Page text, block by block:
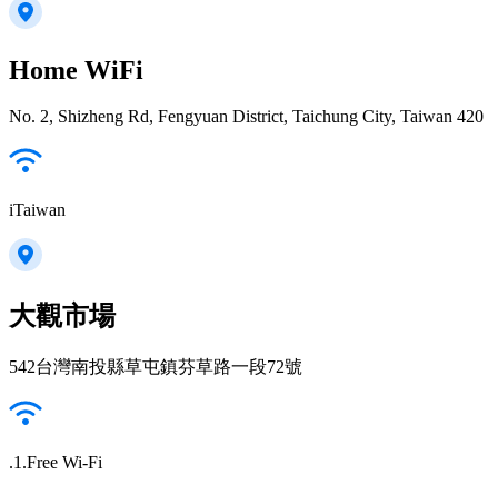
Home WiFi
No. 2, Shizheng Rd, Fengyuan District, Taichung City, Taiwan 420
iTaiwan
大觀市場
542台灣南投縣草屯鎮芬草路一段72號
.1.Free Wi-Fi